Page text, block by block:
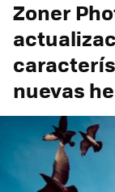
Zoner
nuevas